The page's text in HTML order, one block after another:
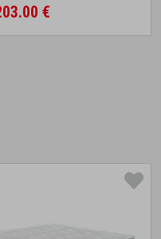
€